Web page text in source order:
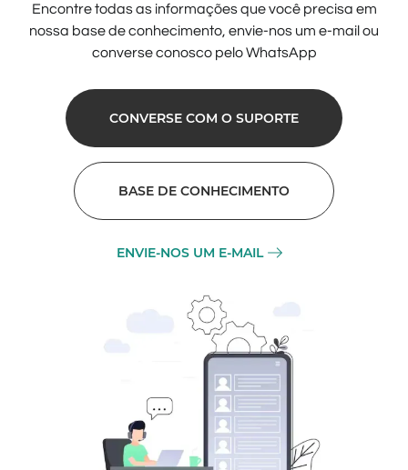
Encontre todas as informações que você precisa em
nossa base de conhecimento, envie-nos um e-mail ou
converse conosco pelo WhatsApp
CONVERSE COM O SUPORTE
BASE DE CONHECIMENTO
ENVIE-NOS UM E-MAIL